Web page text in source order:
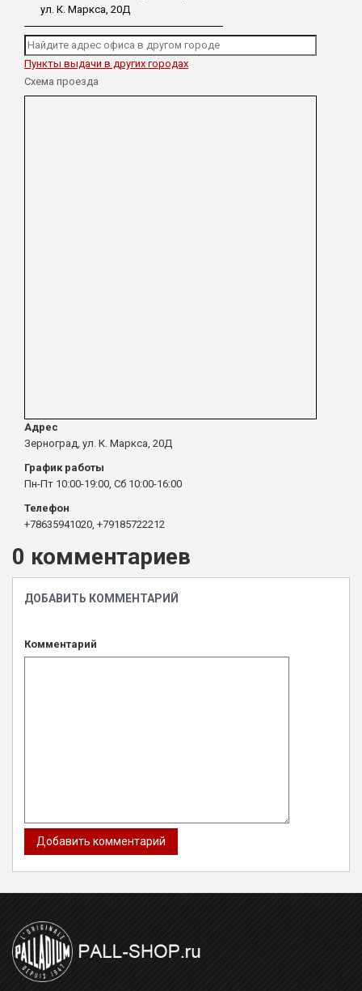
ул. К. Маркса, 20Д
Пункты выдачи в других городах
Схема проезда
Адрес
Зерноград, ул. К. Маркса, 20Д
График работы
Пн-Пт 10:00-19:00, Сб 10:00-16:00
Телефон
+78635941020, +79185722212
0 комментариев
ДОБАВИТЬ КОММЕНТАРИЙ
Комментарий